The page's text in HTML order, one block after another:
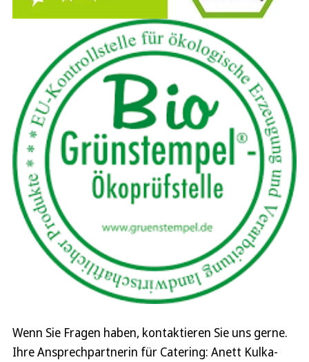
Wenn Sie Fragen haben, kontaktieren Sie uns gerne.
Ihre Ansprechpartnerin für Catering: Anett Kulka-